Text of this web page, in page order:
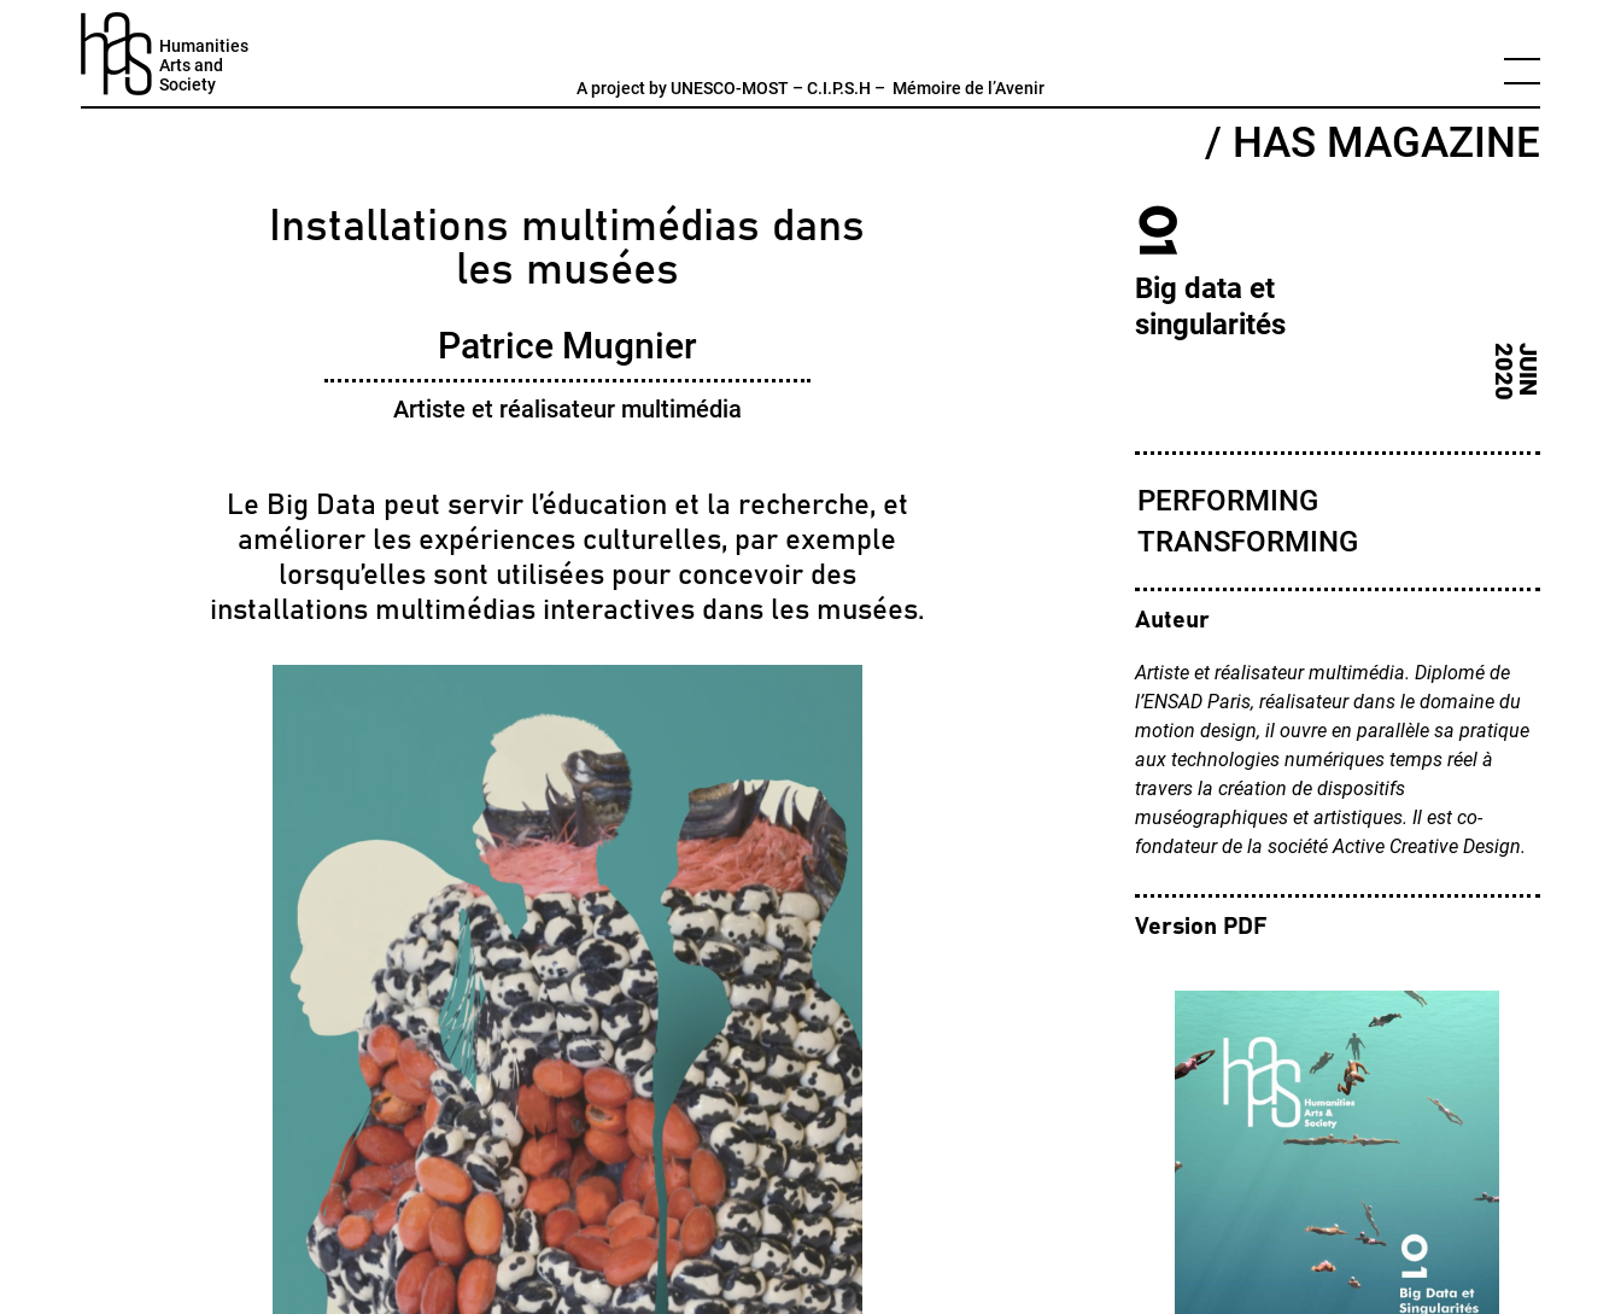
Humanities
Arts and
Society
A project byUNESCO-MOST – C.I.P.S.H – Mémoire de l’Avenir
/ HAS MAGAZINE
Installations multimédias dans
les musées
Patrice Mugnier
Artiste et réalisateur multimédia
Le Big Data peut servir l’éducation et la recherche, et
améliorer les expériences culturelles, par exemple
lorsqu’elles sont utilisées pour concevoir des
installations multimédias interactives dans les musées.
01
Big data et
singularités
J
U
I
N
2
0
2
0
Auteur
Artiste et réalisateur multimédia. Diplomé de
l’ENSAD Paris, réalisateur dans le domaine du
motion design, il ouvre en parallèle sa pratique
aux technologies numériques temps réel à
travers la création de dispositifs
muséographiques et artistiques. Il est co-
fondateur de la sociétéActive Creative Design.
Version PDF